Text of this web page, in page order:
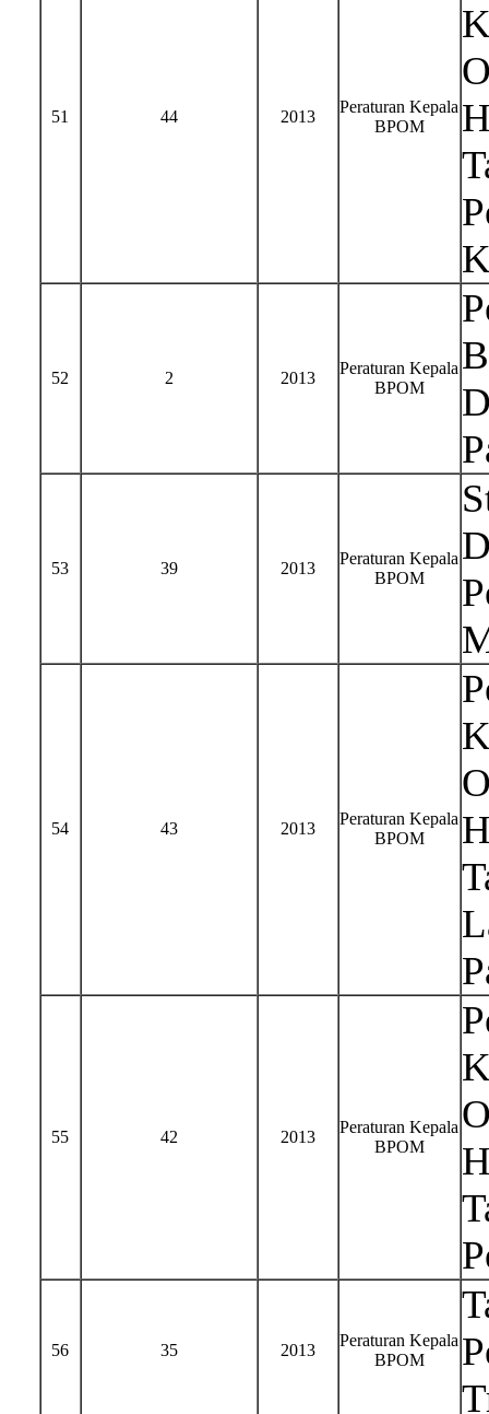
51 44 2013
Peraturan Kepala
BPOM
52 2 2013
Peraturan Kepala
BPOM
53 39 2013
Peraturan Kepala
BPOM
54 43 2013
Peraturan Kepala
BPOM
55 42 2013
Peraturan Kepala
BPOM
56 35 2013
Peraturan Kepala
BPOM